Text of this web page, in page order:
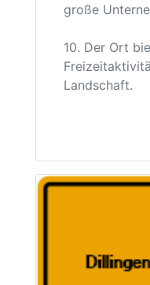
große
10. Der Ort
Landschaft.